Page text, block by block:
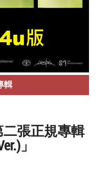
輯
二張正規專輯
」